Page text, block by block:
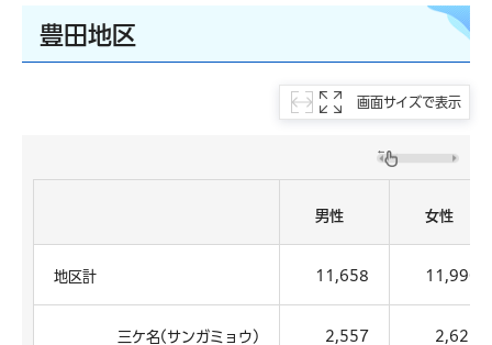
豊田地区
画面サイズで表示
男性 女性
地区計 11,658 11,990
三ケ名(サンガミョウ) 2,557 2,627